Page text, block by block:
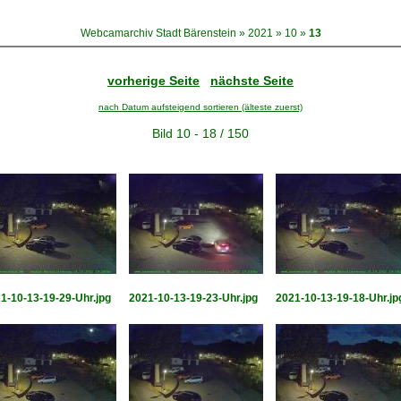
Webcamarchiv Stadt Bärenstein » 2021 » 10» 13
vorherige Seite nächste Seite
nach Datum aufsteigend sortieren (älteste zuerst)
Bild 10 - 18 / 150
10-13-19-29-Uhr.jpg 2021-10-13-19-23-Uhr.jpg 2021-10-13-19-18-